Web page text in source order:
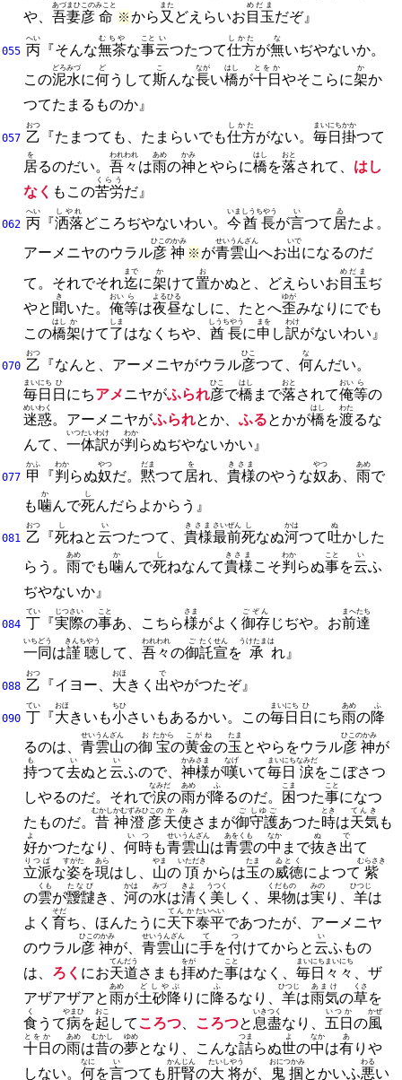
や、 吾妻彦
あづまひこの
命
みこと
※から 又
また
どえらいお 目玉
めだま
だぞ』
055 丙
へい
『そんな無茶
むちや
な事
こと
云
い
つたつて仕方
しかた
が無
な
いぢやないか。
この泥水
どろみづ
に何
ど
うして斯
こ
んな長
なが
い橋
はし
が十日
とをか
やそこらに架
か
か
つてたまるものか』
057 乙
おつ
『たまつても、 たまらいでも仕方
しかた
がない。毎日
まいにち
掛
かか
つて
居
を
るのだい。 吾々
われわれ
は雨
あめ
の神
かみ
とやらに橋
はし
を落
おと
されて、 はし
なく もこの苦労
くらう
だ』
062 丙
へい
『洒落
しやれ
どころぢやないわい。今
いま
酋長
しうちやう
が言
い
つて 居
ゐ
たよ。
アーメニヤのウラル彦神
ひこのかみ
※ が青雲山
せいうんざん
へお出
いで
になるのだ
て。 それでそれ迄
まで
に架
か
けて置
お
かぬと、 どえらいお 目玉
めだま
ぢ
やと 聞
き
いた。 俺
おい
等
ら
は夜昼
よるひる
なしに、 たとへ歪
ゆが
みなりにでも
この橋
はし
架
か
けて了
しま
はなくちや、 酋長
しうちやう
に申
まを
し訳
わけ
がないわい』
070 乙
おつ
『なんと、 アーメニヤがウラル彦
ひこ
つて、何
な
んだい。
毎日
まいにち
日
ひ
にちアメニヤがふられ彦
ひこ
で橋
はし
まで落
おと
されて俺
おい
等
ら
の
迷惑
めいわく
。 アーメニヤがふられとか、 ふるとかが橋
はし
を渡
わた
るな
んて、 一体
いつたい
訳
わけ
が判
わか
らぬぢやないかい』
077 甲
かふ
『判
わか
らぬ奴
やつ
だ。黙
だま
つて 居
を
れ、貴様
きさま
のやうな奴
やつ
あ、雨
あめ
で
も噛
か
んで死
し
んだらよからう』
081 乙
おつ
『死
し
ねと云
い
つたつて、貴様
きさま
最前
さいぜん
死
し
なぬ河
かは
つて吐
ぬ
かした
らう。 雨
あめ
でも噛
か
んで死
し
ねなんて貴様
きさま
こそ判
わか
らぬ事
こと
を云
い
ふ
ぢやないか』
084 丁
てい
『実際
じつさい
の事
こと
あ、 こちら様
さま
がよく御存
ごぞん
じぢや。 お前
まへ
達
たち
一同
いちどう
は謹聴
きんちやう
して、 吾々
われわれ
の御
ご
託宣
たくせん
を 承
うけたまは
れ』
088 乙
おつ
『イヨー、 大
おほ
きく 出
で
やがつたぞ』
090 丁
てい
『大
おほ
きいも小
ちひ
さいもあるかい。 この毎日
まいにち
日
ひ
にち雨
あめ
の降
ふ
るのは、 青雲山
せいうんざん
の御
お
宝
たから
の黄金
こがね
の玉
たま
とやらをウラル彦神
ひこのかみ
が
持
も
つて去
い
ぬと云
い
ふので、 神
かみ
様
さま
が嘆
なげ
いて毎日
まいにち
涙
なみだ
をこぼさつ
しやるのだ。 それで涙
なみだ
の雨
あめ
が降
ふ
るのだ。 困
こま
つた事
こと
になつ
たものだ。 昔
むかし
神澄彦
かむずみひこの
天使
かみ
さまが御
ご
守護
しゆご
あつた時
とき
は天気
てんき
も
好
よ
かつたなり、 何時
いつ
も青雲山
せいうんざん
は青雲
あをくも
の中
なか
まで抜
ぬ
き 出
で
て
立派
りつぱ
な姿
すがた
を現
あら
はし、 山
やま
の 頂
いただき
からは玉
たま
の威徳
ゐとく
によつて 紫
むらさき
の雲
くも
が靉靆
たなび
き、 河
かは
の水
みづ
は清
きよ
く 美
うつく
しく、 果物
くだもの
は実
みの
り、 羊
ひつじ
は
よく 育
そだ
ち、 ほんたうに天下
てんか
泰平
たいへい
であつたが、 アーメニヤ
のウラル彦神
ひこのかみ
が、 青雲山
せいうんざん
に手
て
を付
つ
けてからと云
い
ふもの
は、 ろく にお天道
てんだう
さまも拝
をが
めた事
こと
はなく、 毎日
まいにち
々々
まいにち
ザ
アザアザアと雨
あめ
が土砂降
どしやぶ
りに 降
ふ
るなり、 羊
ひつじ
は雨気
あまけ
の草
くさ
を
食
く
うて病
やまひ
を起
おこ
して ころつ、 ころつと 息盡
いきつく
なり、 五日
いつか
の風
かぜ
十日
とをか
の雨
あめ
は昔
むかし
の夢
ゆめ
となり、 こんな詰
つま
らぬ世
よ
の中
なか
は有
あ
りや
しない。 何
なに
を言
い
つても 肝腎
かんじん
の大将
たいしやう
が、 鬼掴
おにつかみ
とかいふ悪
わる
い